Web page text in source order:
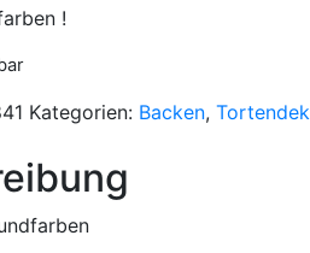
!
Kategorien: Backen,